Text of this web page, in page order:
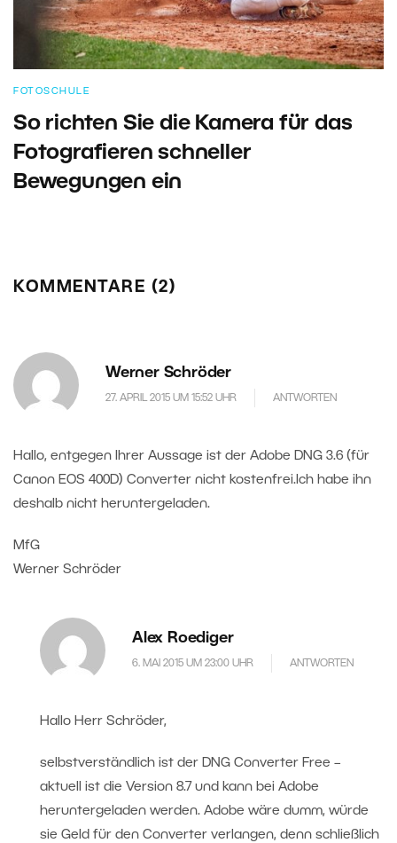
FOTOSCHULE
So richten Sie die Kamera für das
Fotografieren schneller
Bewegungen ein
KOMMENTARE (2)
Werner Schröder
27. APRIL 2015 UM 15:52 UHR ANTWORTEN
Hallo, entgegen Ihrer Aussage ist der Adobe DNG 3.6 (für
Canon EOS 400D) Converter nicht kostenfrei.Ich habe ihn
deshalb nicht heruntergeladen.
MfG
Werner Schröder
Alex Roediger
6. MAI 2015 UM 23:00 UHR ANTWORTEN
Hallo Herr Schröder,
selbstverständlich ist der DNG Converter Free –
aktuell ist die Version 8.7 und kann bei Adobe
heruntergeladen werden. Adobe wäre dumm, würde
sie Geld für den Converter verlangen, denn schließlich